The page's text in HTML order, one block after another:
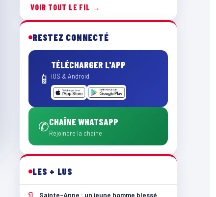
VOIR TOUT LE FIL →
RESTEZ CONNECTÉ
📱
TÉLÉCHARGER L'APP
iOS & Android
✆CHAÎNE WHATSAPP
Rejoindre la chaîne
LES + LUS
Sainte-Anne : un jeune homme blessé